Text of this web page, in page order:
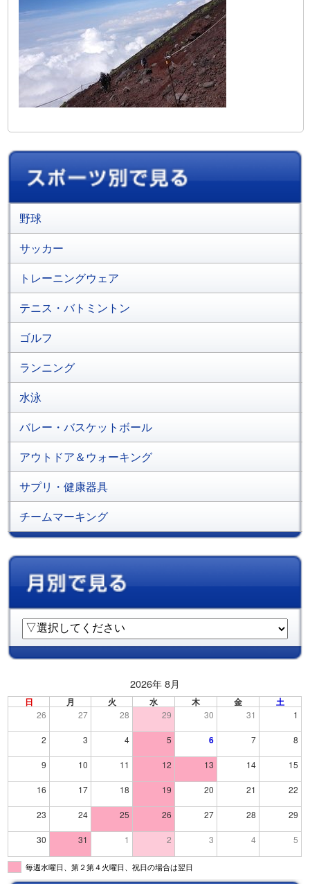
野球
サッカー
トレーニングウェア
テニス・バトミントン
ゴルフ
ランニング
水泳
バレー・バスケットボール
アウトドア＆ウォーキング
サプリ・健康器具
チームマーキング
2026年 8月
日 月 火 水 木 金 土
26 27 28 29 30 31 1
2 3 4 5 6 7 8
9 10 11 12 13 14 15
16 17 18 19 20 21 22
23 24 25 26 27 28 29
30 31 1 2 3 4 5
毎週水曜日、第２第４火曜日、祝日の場合は翌日